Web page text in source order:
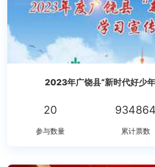
2023年广饶县“新时代好少
20 934864
参与数量 累计票数